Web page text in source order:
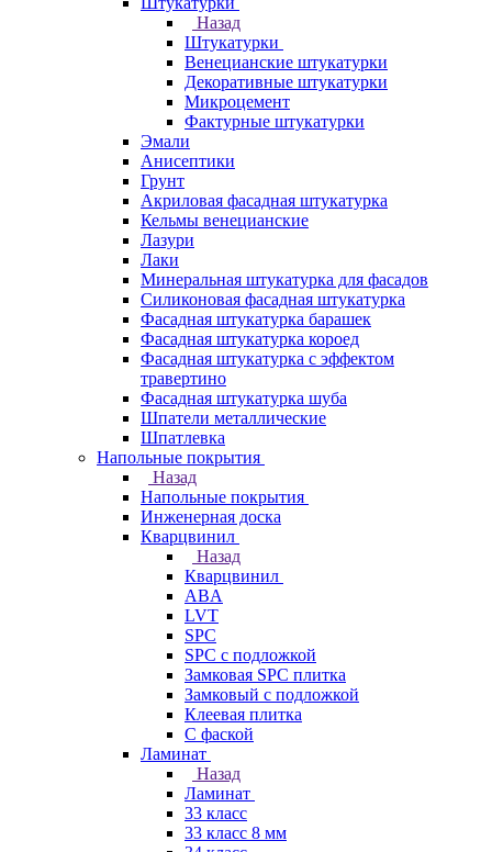
Назад
Штукатурки
Венецианские штукатурки
Декоративные штукатурки
Микроцемент
Фактурные штукатурки
Эмали
Анисептики
Грунт
Акриловая фасадная штукатурка
Кельмы венецианские
Лазури
Лаки
Минеральная штукатурка для фасадов
Силиконовая фасадная штукатурка
Фасадная штукатурка барашек
Фасадная штукатурка короед
Фасадная штукатурка с эффектом
травертино
Фасадная штукатурка шуба
Шпатели металлические
Шпатлевка
Напольные покрытия
Назад
Напольные покрытия
Инженерная доска
Кварцвинил
Назад
Кварцвинил
ABA
LVT
SPC
SPC с подложкой
Замковая SPC плитка
Замковый с подложкой
Клеевая плитка
С фаской
Ламинат
Назад
Ламинат
33 класс
33 класс 8 мм